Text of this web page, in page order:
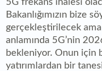
Bakanlığımızın bize
gerçekleştirilecek ama
anlamında 5G’nin
bekleniyor. Onun için
yatırımlardan bir